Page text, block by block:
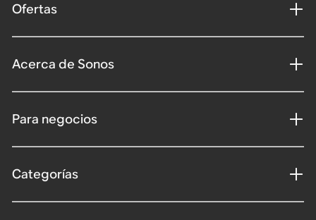
Ofertas
Acerca de Sonos
Para negocios
Categorías